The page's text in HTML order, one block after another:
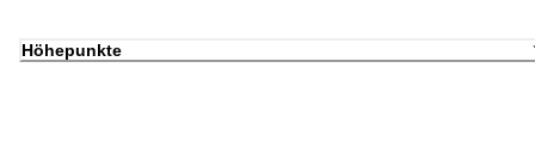
Höhepunkte